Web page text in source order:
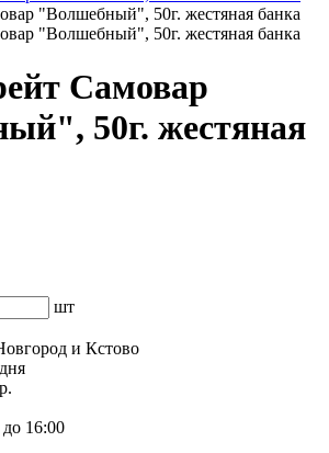
Самовар
50г. жестяная
шт
и Кстово
до 16:00